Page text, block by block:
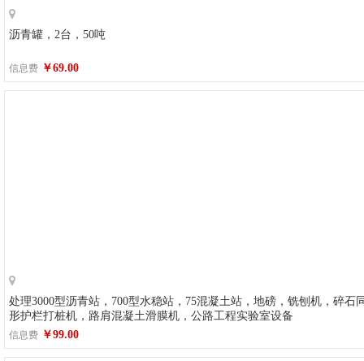
沥青罐，2台，50吨
信息费 ￥69.00
处理3000型沥青站，700型水稳站，75混凝土站，地磅，铣刨机，碎石
形护栏打桩机，路肩混凝土滑膜机，公路工程实验室设备
信息费 ￥99.00